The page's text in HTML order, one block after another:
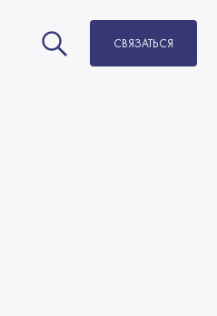
СВЯЗАТЬСЯ